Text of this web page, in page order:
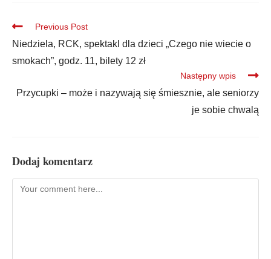
Previous Post
Niedziela, RCK, spektakl dla dzieci „Czego nie wiecie o
smokach”, godz. 11, bilety 12 zł
Następny wpis
Przycupki – może i nazywają się śmiesznie, ale seniorzy
je sobie chwalą
Dodaj komentarz